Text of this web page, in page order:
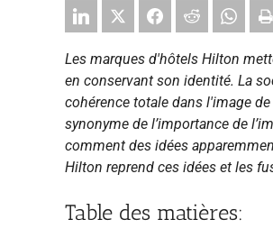
Les marques d'hôtels Hilton
en conservant son identité. La
cohérence totale dans l'image
synonyme de l’importance de
comment des idées
Hilton reprend ces idées et les
Table des matières: